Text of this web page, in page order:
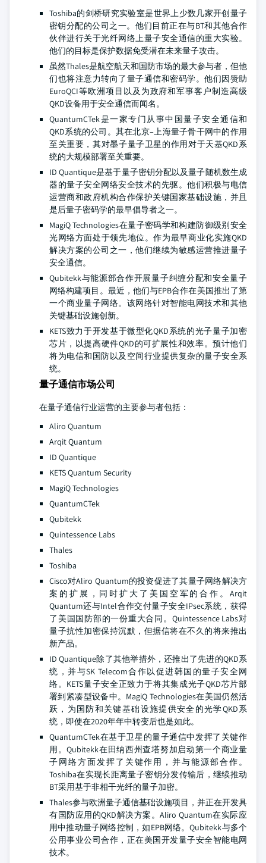
Toshiba的剑桥研究实验室是世界上少数几家开创量子
密钥分配的公司之一。他们目前正在与BT和其他合作
伙伴进行关于光纤网络上量子安全通信的重大实验。
他们的目标是保护数据免受潜在未来量子攻击。
虽然Thales是航空航天和国防市场的最大参与者，但他
们也将注意力转向了量子通信和密码学。他们因赞助
EuroQCI等欧洲项目以及为政府和军事客户制造高级
QKD设备用于安全通信而闻名。
QuantumCTek是一家专门从事中国量子安全通信和
QKD系统的公司。其在北京–上海量子骨干网中的作用
至关重要，其对墨子量子卫星的作用对于天基QKD系
统的大规模部署至关重要。
ID Quantique是基于量子密钥分配以及量子随机数生成
器的量子安全网络安全技术的先驱。他们积极与电信
运营商和政府机构合作保护关键国家基础设施，并且
是后量子密码学的最早倡导者之一。
MagiQ Technologies在量子密码学和构建防御级别安全
光网络方面处于领先地位。作为最早商业化实施QKD
解决方案的公司之一，他们继续为敏感运营推进量子
安全通信。
Qubitekk与能源部合作开展量子纠缠分配和安全量子
网络构建项目。最近，他们与EPB合作在美国推出了第
一个商业量子网络。该网络针对智能电网技术和其他
关键基础设施创新。
KETS致力于开发基于微型化QKD系统的光子量子加密
芯片，以提高硬件QKD的可扩展性和效率。预计他们
将为电信和国防以及空间行业提供复杂的量子安全系
统。
量子通信市场公司
在量子通信行业运营的主要参与者包括：
Aliro Quantum
Arqit Quantum
ID Quantique
KETS Quantum Security
MagiQ Technologies
QuantumCTek
Qubitekk
Quintessence Labs
Thales
Toshiba
Cisco对Aliro Quantum的投资促进了其量子网络解决方
案的扩展，同时扩大了美国空军的合作。Arqit
Quantum还与Intel合作交付量子安全IPsec系统，获得
了美国国防部的一份重大合同。Quintessence Labs对
量子抗性加密保持沉默，但据信将在不久的将来推出
新产品。
ID Quantique除了其他举措外，还推出了先进的QKD系
统，并与SK Telecom合作以促进韩国的量子安全网
络。KETS量子安全正致力于将其集成光子QKD芯片部
署到紧凑型设备中。MagiQ Technologies在美国仍然活
跃，为国防和关键基础设施提供安全的光学QKD系
统，即使在2020年年中转变后也是如此。
QuantumCTek在基于卫星的量子通信中发挥了关键作
用。Qubitekk在田纳西州查塔努加启动第一个商业量
子网络方面发挥了关键作用，并与能源部合作。
Toshiba在实现长距离量子密钥分发传输后，继续推动
BT采用基于非相干光纤的量子加密。
Thales参与欧洲量子通信基础设施项目，并正在开发具
有国防应用的QKD解决方案。Aliro Quantum在实际应
用中推动量子网络控制，如EPB网络。Qubitekk与多个
公用事业公司合作，正在美国开发量子安全智能电网
技术。